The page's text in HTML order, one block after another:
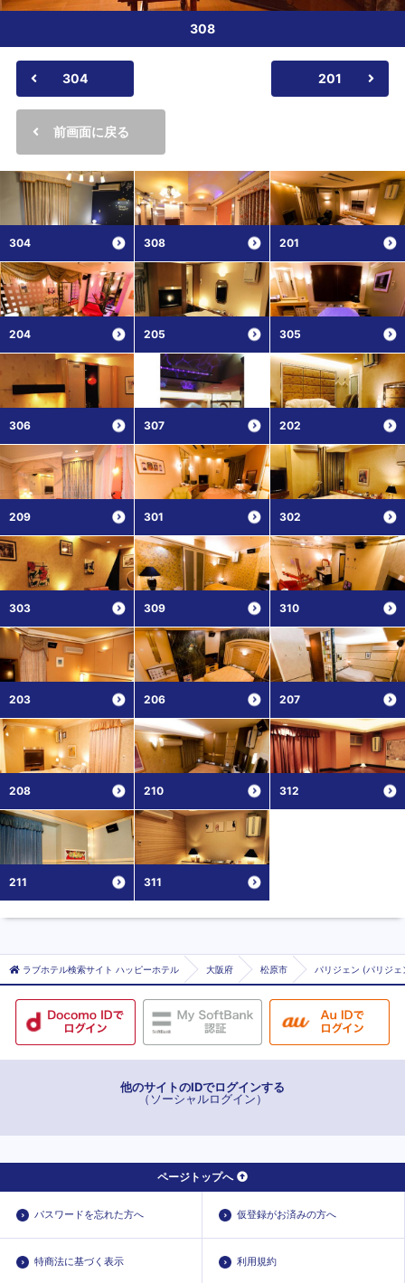
308
304 201
前画面に戻る
304 308 201
204 205 305
306 307 202
209 301 302
303 309 310
203 206 207
208 210 312
211 311
ラブホテル検索サイト ハッピーホテル 大阪府 松原市 パリジェン (パリジェ
他のサイトのIDでログインする
（ソーシャルログイン）
ページトップへ
パスワードを忘れた方へ 仮登録がお済みの方へ
特商法に基づく表示 利用規約